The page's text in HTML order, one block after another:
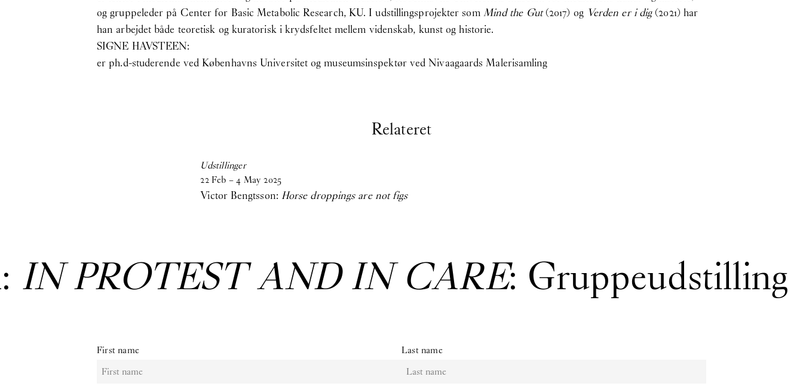
og gruppeleder på Center for Basic Metabolic Research, KU. I udstillingsprojekter som Mind the Gut(2017) og Verden er i dig(2021) har
han arbejdet både teoretisk og kuratorisk i krydsfeltet mellem videnskab, kunst og historie.
SIGNE HAVSTEEN:
er ph.d-studerende ved Københavns Universitet og museumsinspektør ved Nivaagaards Malerisamling
Relateret
Udstillinger
22 Feb –4 May 2025
Victor Bengtsson: Horse droppings are not figs
IN PROTEST AND IN CARE: Gruppeudstilling
First name Last name